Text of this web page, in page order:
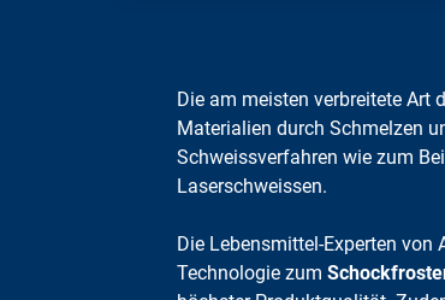
für die Lebensmittel-Verarbeitung.
Die am meisten verbreitete Art
Materialien durch Schmelzen
Schweissverfahren wie zum
Laserschweissen.
Die Lebensmittel-Experten von
Technologie zum